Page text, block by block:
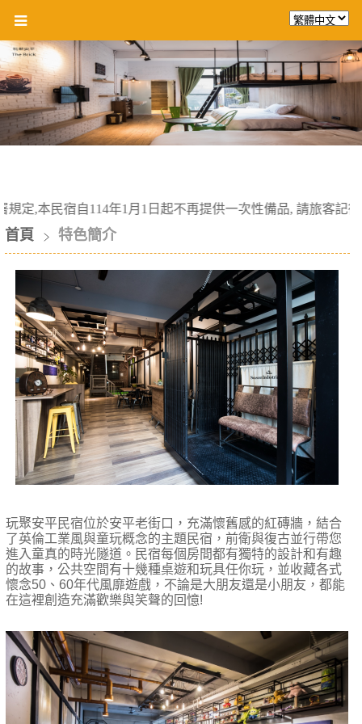
定,本民宿自114年1月1日起不再提供一次性備品, 請旅客記得
首頁 特色簡介
玩聚安平民宿位於安平老街口，充滿懷舊感的紅磚牆，結合
了英倫工業風與童玩概念的主題民宿，前衛與復古並行帶您
進入童真的時光隧道。民宿每個房間都有獨特的設計和有趣
的故事，公共空間有十幾種桌遊和玩具任你玩，並收藏各式
懷念50 、 60年代風靡遊戲，不論是大朋友還是小朋友，都能
在這裡創造充滿歡樂與笑聲的回憶!